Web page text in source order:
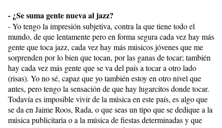
- ¿Se suma gente nueva al jazz?
- Yo tengo la impresión subjetiva, contra la que tiene todo el
mundo, de que lentamente pero en forma segura cada vez hay más
gente que toca jazz, cada vez hay más músicos jóvenes que me
sorprenden por lo bien que tocan, por las ganas de tocar; también
hay cada vez más gente que se va del país a tocar a otro lado
(risas). Yo no sé, capaz que yo también estoy en otro nivel que
antes, pero tengo la sensación de que hay lugarcitos donde tocar.
Todavía es imposible vivir de la música en este país, es algo que
se da en Jaime Roos, Rada, o que seas un tipo que se dedique a la
música publicitaria o a la música de fiestas determinadas y que